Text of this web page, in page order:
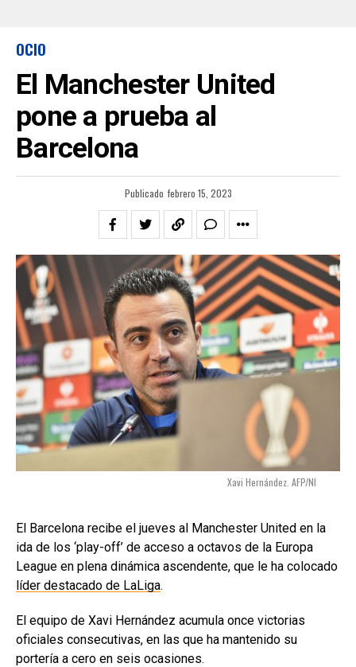
OCIO
El Manchester United
pone a prueba al
Barcelona
Publicado febrero 15, 2023
Xavi Hernández. AFP/NI
El Barcelona recibe el jueves al Manchester United en la
ida de los ‘play-off’ de acceso a octavos de la Europa
League en plena dinámica ascendente, que le ha colocado
líder destacado de LaLiga.
El equipo de Xavi Hernández acumula once victorias
oficiales consecutivas, en las que ha mantenido su
portería a cero en seis ocasiones.